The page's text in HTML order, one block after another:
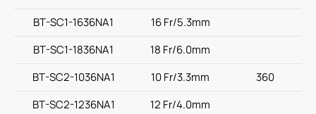
BT-SC1-1636NA1
16 Fr/5.3mm
BT-SC1-1836NA1
18 Fr/6.0mm
BT-SC2-1036NA1
10 Fr/3.3mm
360
BT-SC2-1236NA1
12 Fr/4.0mm